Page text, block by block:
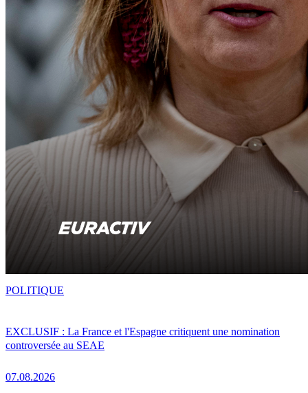
EXCLUSIF : La France et l'Espagne critiquent une nomination
controversée au SEAE
07.08.2026
POLITIQUE